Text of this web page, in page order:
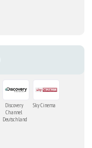
Discovery
Channel
Deutschland
Sky Cinema